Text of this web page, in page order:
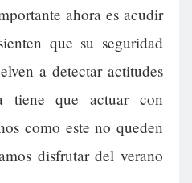
ahora es acudir
que su seguridad
a detectar actitudes
tiene que actuar con
como este no queden
disfrutar del verano